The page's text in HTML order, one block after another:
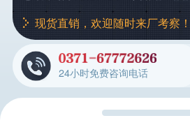
现货直销，欢迎随时来厂考察！
24小时免费咨询电话